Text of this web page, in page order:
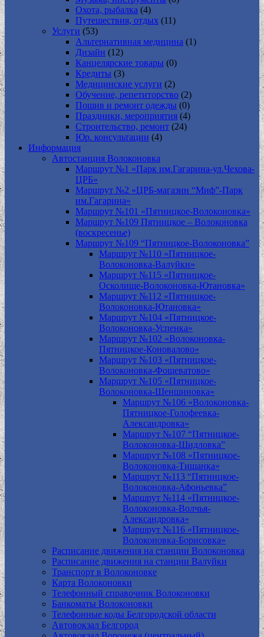
Охота, рыбалка (4)
Путешествия, отдых (11)
Услуги (53)
Альтернативная медицина (1)
Дизайн (12)
Канцелярские товары (0)
Кредиты (3)
Медицинские услуги (2)
Обучение, репетиторство (2)
Пошив и ремонт одежды (0)
Праздники, мероприятия (4)
Строительство, ремонт (24)
Юр. консультации (4)
Информация
Автостанция Волоконовка
Маршрут №1 «Парк им.Гагарина-ул.Чехова-
ЦРБ»
Маршрут №2 «ЦРБ-магазин “Миф”-Парк
им.Гагарина»
Маршрут №101 «Пятницкое-Волоконовка»
Маршрут №109 Пятницкое – Волоконовка
(воскресенье)
Маршрут №109 “Пятницкое-Волоконовка”
Маршрут №110 «Пятницкое-
Волоконовка-Валуйки»
Маршрут №115 «Пятницкое-
Осколище-Волоконовка-Ютановка»
Маршрут №112 «Пятницкое-
Волоконовка-Ютановка»
Маршрут №104 «Пятницкое-
Волоконовка-Успенка»
Маршрут №102 «Волоконовка-
Пятницкое-Коновалово»
Маршрут №103 «Пятницкое-
Волоконовка-Фощеватово»
Маршрут №105 «Пятницкое-
Волоконовка-Шеншиновка»
Маршрут №106 «Волоконовка-
Пятницкое-Голофеевка-
Александровка»
Маршрут №107 “Пятницкое-
Волоконовка-Шидловка”
Маршрут №108 «Пятницкое-
Волоконовка-Тишанка»
Маршрут №113 “Пятницкое-
Волоконовка-Афоньевка”
Маршрут №114 «Пятницкое-
Волоконовка-Волчья-
Александровка»
Маршрут №116 «Пятницкое-
Волоконовка-Борисовка»
Расписание движения на станции Волоконовка
Расписание движения на станции Валуйки
Транспорт в Волоконовке
Карта Волоконовки
Телефонный справочник Волоконовки
Банкоматы Волоконовки
Телефонные коды Белгородской области
Автовокзал Белгород